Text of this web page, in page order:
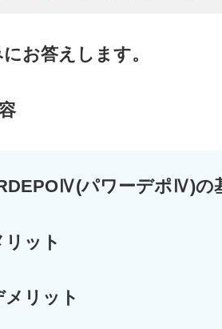
お答えします。
パワーデポⅣ)の
リット
メリット